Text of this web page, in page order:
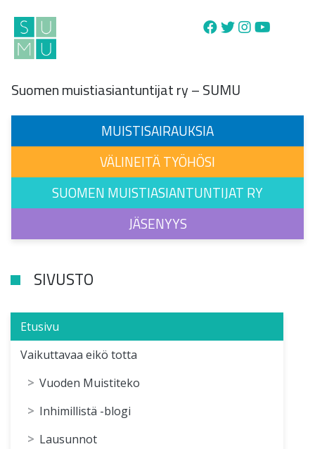
Main Navigation
Suomen muistiasiantuntijat ry – SUMU
MUISTISAIRAUKSIA
VÄLINEITÄ TYÖHÖSI
SUOMEN MUISTIASIANTUNTIJAT RY
JÄSENYYS
SIVUSTO
Etusivu
Vaikuttavaa eikö totta
Vuoden Muistiteko
Inhimillistä -blogi
Lausunnot